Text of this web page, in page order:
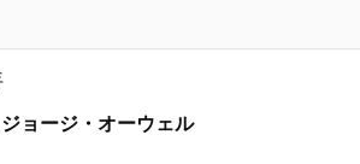
ョージ・オーウェル